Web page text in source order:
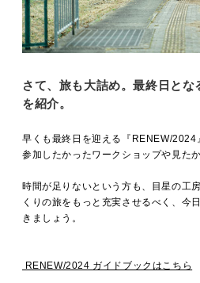
ACCESS / STAY
CONTACT
さて、旅も大詰め。最終日と
を紹介。
早くも最終日を迎える『RENEW/2024
参加したかったワークショップや見た
時間が足りないという方も、目星の工
くりの旅をもっと充実させるべく、今
きましょう。
RENEW/2024 ガイドブックはこちら